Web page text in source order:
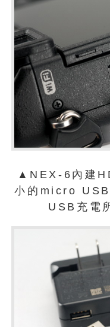
▲NEX-6內建
小的micro USB
USB充電